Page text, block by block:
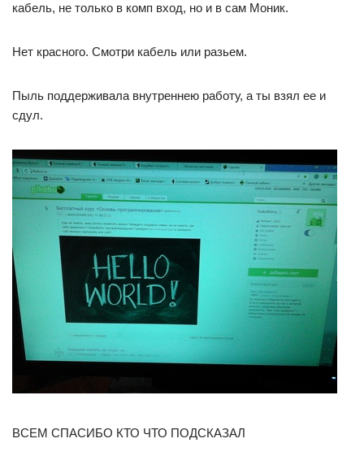
кабель, не только в комп вход, но и в сам Моник.
Нет красного. Смотри кабель или разьем.
Пыль поддерживала внутреннею работу, а ты взял ее и
сдул.
ВСЕМ СПАСИБО КТО ЧТО ПОДСКАЗАЛ